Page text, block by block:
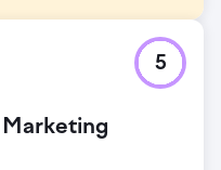
một tên miền có vấn đề
ty vệ sinh ở Anh với một
đang tích cực xây
5